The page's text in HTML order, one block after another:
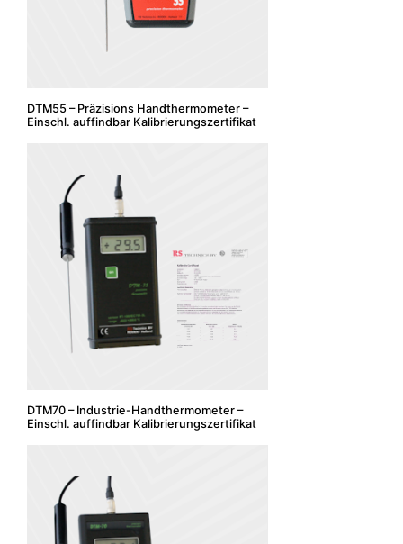
DTM55 – Präzisions Handthermometer –
Einschl. auffindbar Kalibrierungszertifikat
DTM70 – Industrie-Handthermometer –
Einschl. auffindbar Kalibrierungszertifikat